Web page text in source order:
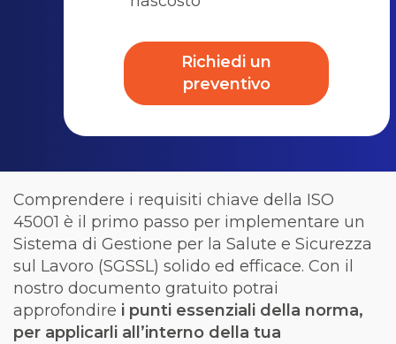
Richiedi un
preventivo
Comprendere i requisiti chiave della ISO
45001 è il primo passo per implementare un
Sistema di Gestione per la Salute e Sicurezza
sul Lavoro (SGSSL) solido ed efficace. Con il
nostro documento gratuito potrai
approfondire i punti essenziali della norma,
per applicarli all’interno della tua